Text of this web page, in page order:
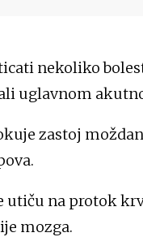
nekoliko
uglavnom
zastoj
utiču na protok
mozga.